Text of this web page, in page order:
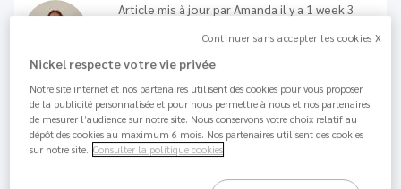
Article mis à jour parAmanda il y a 1 week 3
Compte bloqué : pourquoi et
que faire ?
761.4K Partager
Perso /
Pro
Nickel est un établissement financier et à ce titre doit
Continuer sans accepter les cookies X
Nickel respecte votre vie privée
Notre site internet et nos partenaires utilisent des cookies pour vous proposer
de la publicité personnalisée et pour nous permettre à nous et nos partenaires
de mesurer l’audience sur notre site. Nous conservons votre choix relatif au
dépôt des cookies au maximum 6 mois. Nos partenaires utilisent des cookies
sur notre site. Consulter la politique cookies